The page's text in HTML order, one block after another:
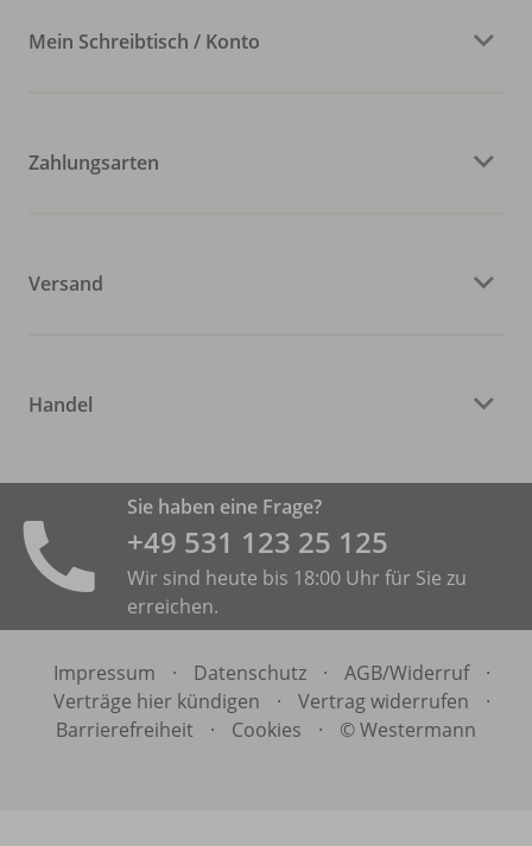
Mein Schreibtisch / Konto
Zahlungsarten
Versand
Handel
Sie haben eine Frage?
+49 531 ­123 25 125
Wir sind heute bis 18:00 Uhr für Sie zu
erreichen.
Impressum · Datenschutz · AGB/Widerruf
·
Verträge hier kündigen
· Vertrag widerrufen
·
Barrierefreiheit
· Cookies · © Westermann